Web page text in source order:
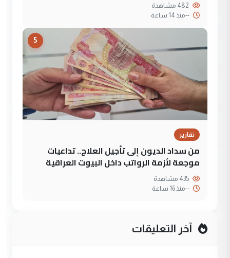
--منذ 14 ساعة
5
تقارير
من سداد الديون إلى تأجيل العلاج.. تداعيات
موجعة لأزمة الرواتب داخل البيوت العراقية
--منذ 16 ساعة
آخر التعليقات